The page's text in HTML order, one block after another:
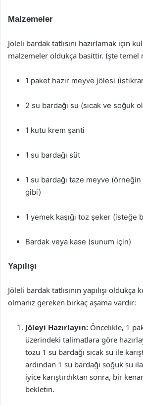
Malzemeler
Jöleli bardak tatlısını hazırlamak için
malzemeler oldukça basittir. İşte temel
1 paket hazır meyve jölesi
2 su bardağı su (sıcak ve soğuk
1 kutu krem şanti
1 su bardağı süt
1 su bardağı taze meyve
gibi)
1 yemek kaşığı toz şeker (isteğe
Bardak veya kase (sunum için)
Yapılışı
Jöleli bardak tatlısının yapılışı oldukça
olmanız gereken birkaç aşama vardır:
Jöleyi Hazırlayın: Öncelikle, 1
üzerindeki talimatlara göre
tozu 1 su bardağı sıcak su ile
ardından 1 su bardağı soğuk su
iyice karıştırdıktan sonra, bir
bekletin.